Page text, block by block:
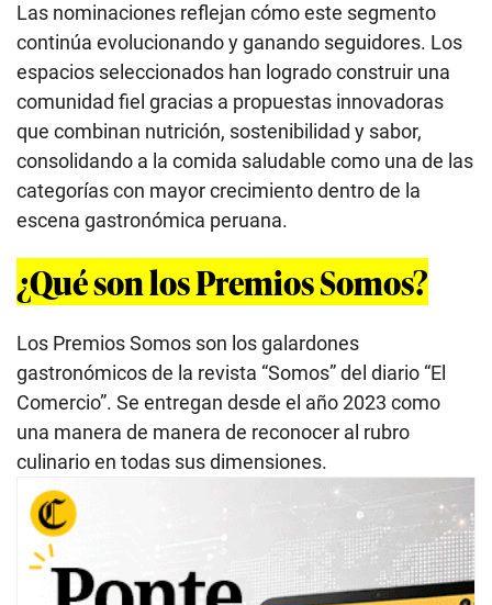
Las nominaciones reflejan cómo este segmento
continúa evolucionando y ganando seguidores. Los
espacios seleccionados han logrado construir una
comunidad fiel gracias a propuestas innovadoras
que combinan nutrición, sostenibilidad y sabor,
consolidando a la comida saludable como una de las
categorías con mayor crecimiento dentro de la
escena gastronómica peruana.
¿Qué son los Premios Somos?
Los Premios Somos son los galardones
gastronómicos de la revista “Somos” del diario “El
Comercio”. Se entregan desde el año 2023 como
una manera de manera de reconocer al rubro
culinario en todas sus dimensiones.